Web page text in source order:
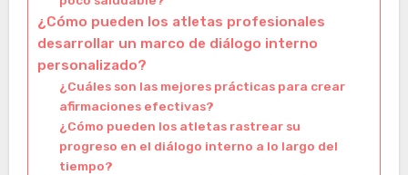
¿Cómo pueden los atletas profesionales
desarrollar un marco de diálogo interno
personalizado?
¿Cuáles son las mejores prácticas para crear
afirmaciones efectivas?
¿Cómo pueden los atletas rastrear su
progreso en el diálogo interno a lo largo del
tiempo?